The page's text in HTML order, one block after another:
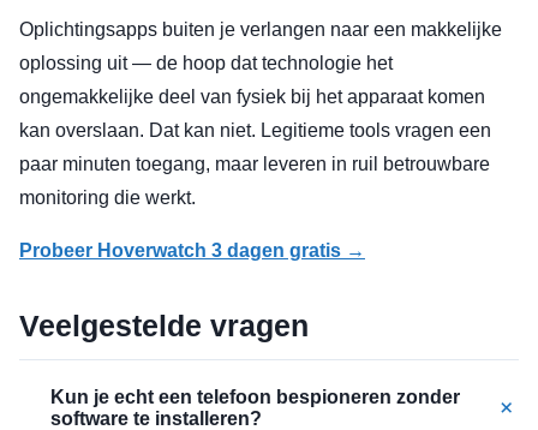
Oplichtingsapps buiten je verlangen naar een makkelijke
oplossing uit — de hoop dat technologie het
ongemakkelijke deel van fysiek bij het apparaat komen
kan overslaan. Dat kan niet. Legitieme tools vragen een
paar minuten toegang, maar leveren in ruil betrouwbare
monitoring die werkt.
Probeer Hoverwatch 3 dagen gratis →
Veelgestelde vragen
Kun je echt een telefoon bespioneren zonder
software te installeren?
+